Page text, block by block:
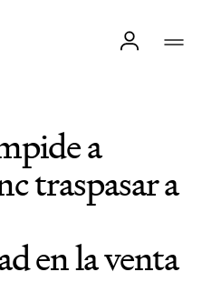
a
traspasar a
en la venta